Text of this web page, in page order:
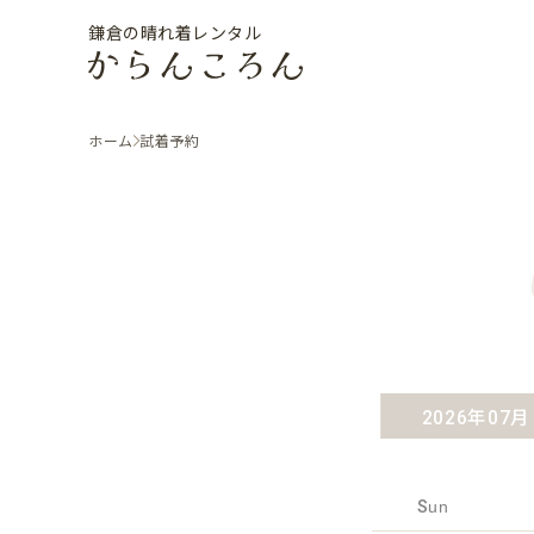
鎌倉の晴れ着レンタル
ホーム 試着予約
2026年07月
Sun